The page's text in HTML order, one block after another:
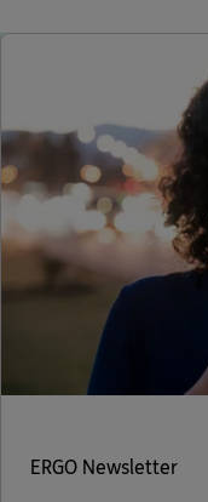
ERGO Newsletter